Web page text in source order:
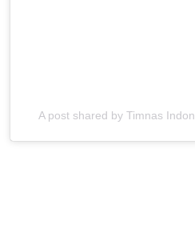
A post shared by Timnas